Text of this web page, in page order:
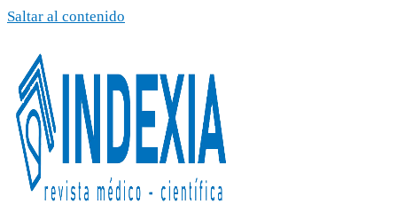
Saltar al contenido